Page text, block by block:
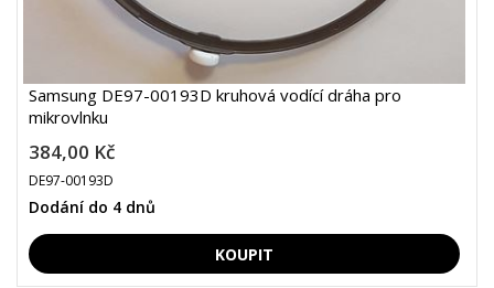
Samsung DE97-00193D kruhová vodící dráha pro
mikrovlnku
384,00 Kč
DE97-00193D
Dodání do 4 dnů